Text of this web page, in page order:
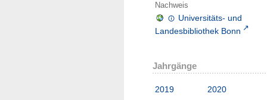
Nachweis
Universitäts- und
Landesbibliothek Bonn
Jahrgänge
2019
2020